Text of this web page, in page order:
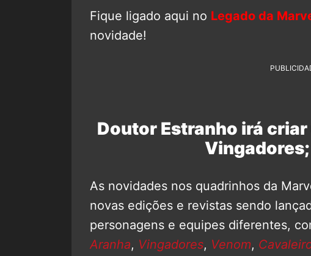
Fique ligado aqui no Legado da
novidade!
Doutor Estranho irá
As novidades nos quadrinhos da
novas edições e revistas sendo
personagens e equipes diferentes,
Aranha, Vingadores, Venom,